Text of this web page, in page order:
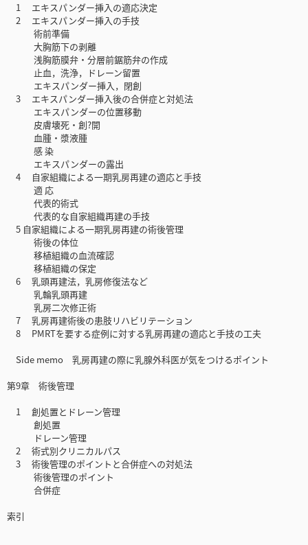
1 エキスパンダー挿入の適応決定
2 エキスパンダー挿入の手技
術前準備
大胸筋下の剥離
浅胸筋膜弁・分層前鋸筋弁の作成
止血，洗浄，ドレーン留置
エキスパンダー挿入，閉創
3 エキスパンダー挿入後の合併症と対処法
エキスパンダーの位置移動
皮膚壊死・創?開
血腫・漿液腫
感 染
エキスパンダーの露出
4 自家組織による一期乳房再建の適応と手技
適 応
代表的術式
代表的な自家組織再建の手技
5 自家組織による一期乳房再建の術後管理
術後の体位
移植組織の血流確認
移植組織の保定
6 乳頭再建法，乳房修復法など
乳輪乳頭再建
乳房二次修正術
7 乳房再建術後の患肢リハビリテーション
8 PMRTを要する症例に対する乳房再建の適応と手技の工夫
Side memo 乳房再建の際に乳腺外科医が気をつけるポイント
第9章 術後管理
1 創処置とドレーン管理
創処置
ドレーン管理
2 術式別クリニカルパス
3 術後管理のポイントと合併症への対処法
術後管理のポイント
合併症
索引